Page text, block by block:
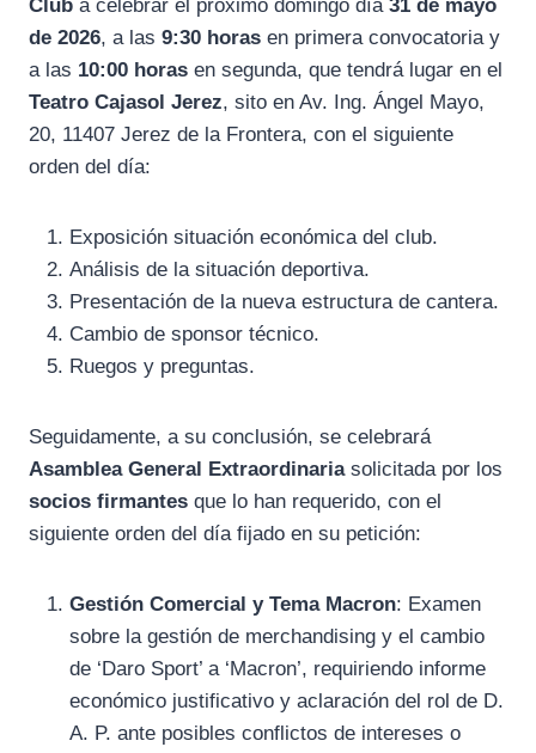
Club a celebrar el próximo domingo día31 de mayo
de 2026, a las 9:30 horas en primera convocatoria y
a las 10:00 horas en segunda, que tendrá lugar en el
Teatro Cajasol Jerez, sito en Av. Ing. Ángel Mayo,
20, 11407 Jerez de la Frontera, con el siguiente
orden del día:
Exposición situación económica del club.
Análisis de la situación deportiva.
Presentación de la nueva estructura de cantera.
Cambio de sponsor técnico.
Ruegos y preguntas.
Seguidamente, a su conclusión, se celebrará
Asamblea General Extraordinaria solicitada por los
socios firmantes que lo han requerido, con el
siguiente orden del día fijado en su petición:
Gestión Comercial y Tema Macron: Examen
sobre la gestión de merchandising y el cambio
de ‘Daro Sport’ a ‘Macron’, requiriendo informe
económico justificativo y aclaración del rol de D.
A. P. ante posibles conflictos de intereses o